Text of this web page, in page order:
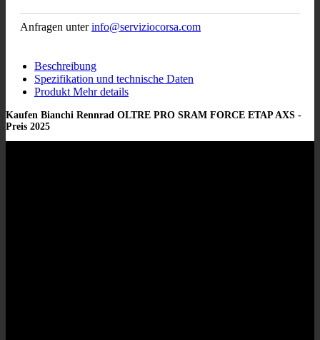
Anfragen unterinfo@serviziocorsa.com
Beschreibung
Spezifikation und technische Daten
Produkt Mehr details
Kaufen Bianchi Rennrad OLTRE PRO SRAM FORCE ETAP AXS -
Preis 2025